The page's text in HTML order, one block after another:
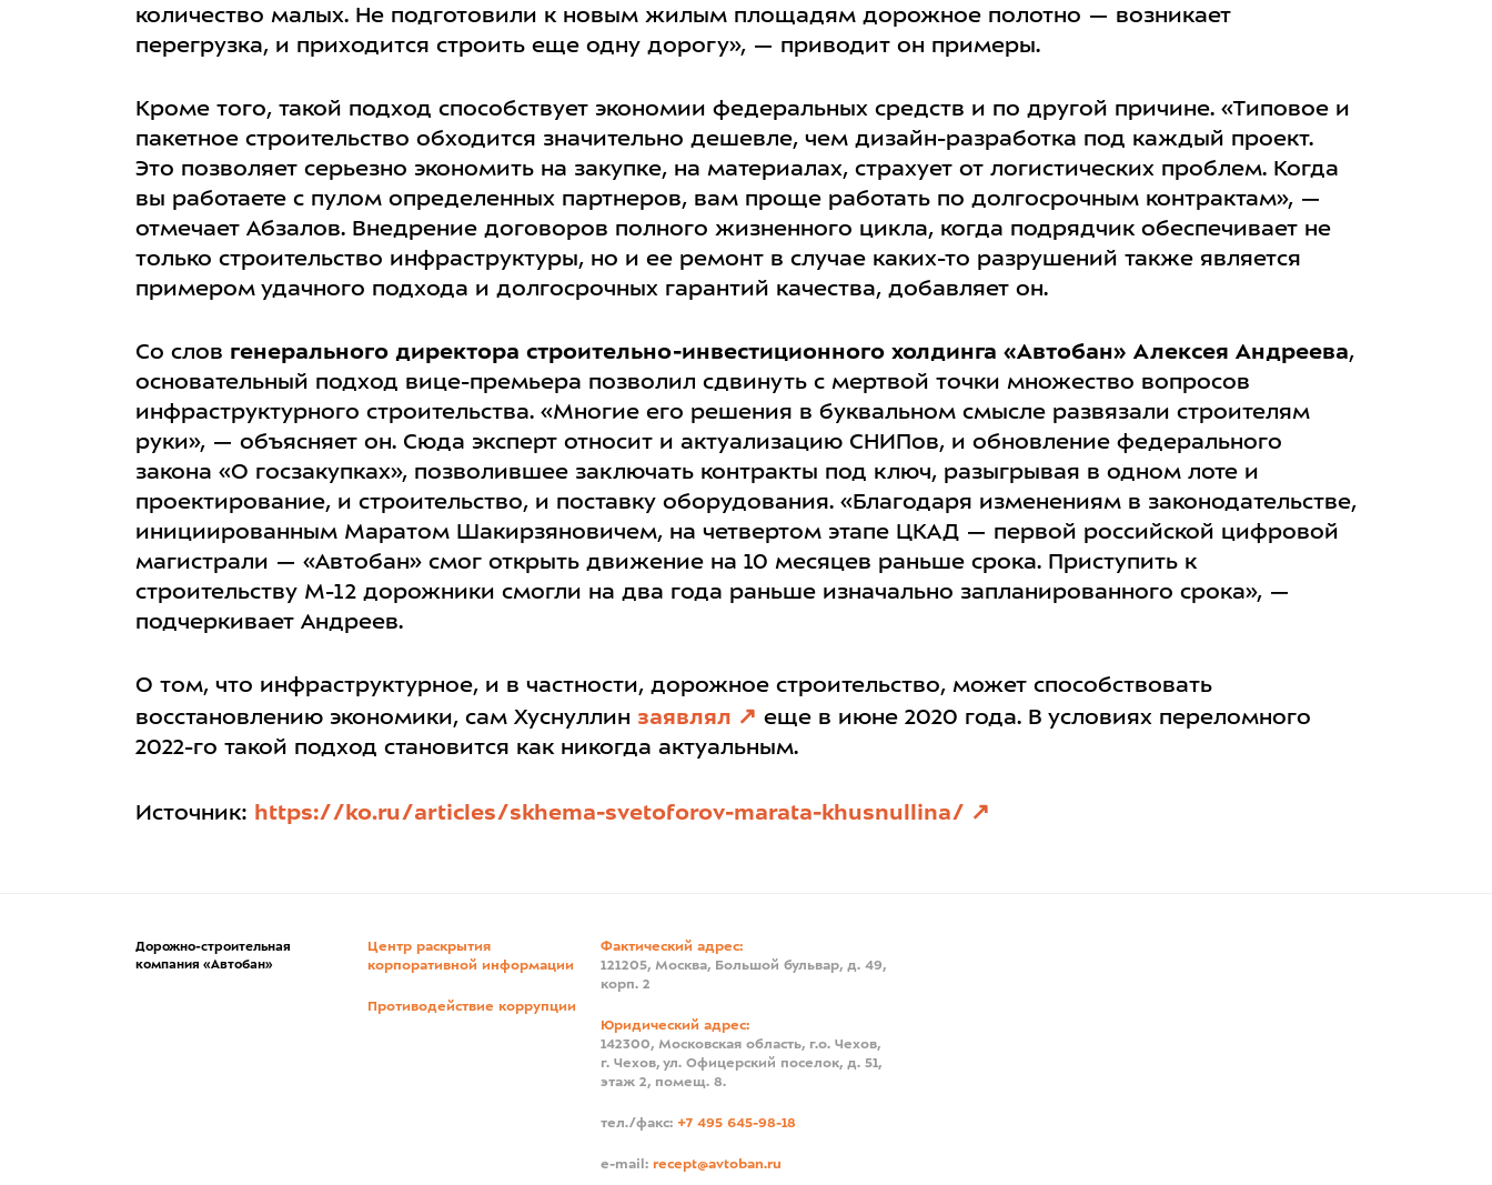
количество малых. Не подготовили к новым жилым площадям дорожное полотно — возникает
перегрузка, и приходится строить еще одну дорогу», — приводит он примеры.
Кроме того, такой подход способствует экономии федеральных средств и по другой причине. «Типовое и
пакетное строительство обходится значительно дешевле, чем дизайн-разработка под каждый проект.
Это позволяет серьезно экономить на закупке, на материалах, страхует от логистических проблем. Когда
вы работаете с пулом определенных партнеров, вам проще работать по долгосрочным контрактам», —
отмечает Абзалов. Внедрение договоров полного жизненного цикла, когда подрядчик обеспечивает не
только строительство инфраструктуры, но и ее ремонт в случае каких-то разрушений также является
примером удачного подхода и долгосрочных гарантий качества, добавляет он.
Со слов генерального директора строительно-инвестиционного холдинга «Автобан» Алексея Андреева,
основательный подход вице-премьера позволил сдвинуть с мертвой точки множество вопросов
инфраструктурного строительства. «Многие его решения в буквальном смысле развязали строителям
руки», — объясняет он. Сюда эксперт относит и актуализацию СНИПов, и обновление федерального
закона «О госзакупках», позволившее заключать контракты под ключ, разыгрывая в одном лоте и
проектирование, и строительство, и поставку оборудования. «Благодаря изменениям в законодательстве,
инициированным Маратом Шакирзяновичем, на четвертом этапе ЦКАД — первой российской цифровой
магистрали — «Автобан» смог открыть движение на 10 месяцев раньше срока. Приступить к
строительству М-12 дорожники смогли на два года раньше изначально запланированного срока», —
подчеркивает Андреев.
О том, что инфраструктурное, и в частности, дорожное строительство, может способствовать
восстановлению экономики, сам Хуснуллин заявлял
еще в июне 2020 года. В условиях переломного
2022-го такой подход становится как никогда актуальным.
Источник: https://ko.ru/articles/skhema-svetoforov-marata-khusnullina/
Дорожно-строительная
компания «Автобан»
Центр раскрытия
корпоративной информации
Противодействие коррупции
Фактический адрес:
121205, Москва, Большой бульвар, д. 49,
корп. 2
Юридический адрес:
142300, Московская область, г.о. Чехов,
г. Чехов, ул. Офицерский поселок, д. 51,
этаж 2, помещ. 8.
тел./факс: +7 495 645-98-18
e-mail: recept@avtoban.ru